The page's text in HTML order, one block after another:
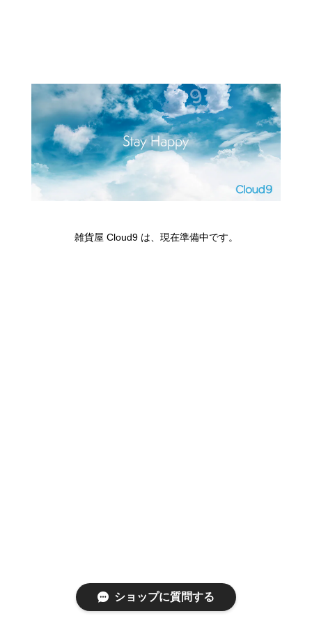
雑貨屋 Cloud9 は、現在準備中です。
ショップに質問する